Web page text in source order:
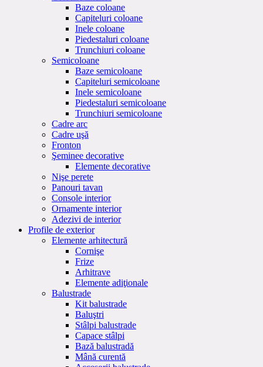
Baze coloane
Capiteluri coloane
Inele coloane
Piedestaluri coloane
Trunchiuri coloane
Semicoloane
Baze semicoloane
Capiteluri semicoloane
Inele semicoloane
Piedestaluri semicoloane
Trunchiuri semicoloane
Cadre arc
Cadre uşă
Fronton
Şeminee decorative
Elemente decorative
Nişe perete
Panouri tavan
Console interior
Ornamente interior
Adezivi de interior
Profile de exterior
Elemente arhitectură
Cornişe
Frize
Arhitrave
Elemente adiţionale
Balustrade
Kit balustrade
Baluştri
Stâlpi balustrade
Capace stâlpi
Bază balustradă
Mână curentă